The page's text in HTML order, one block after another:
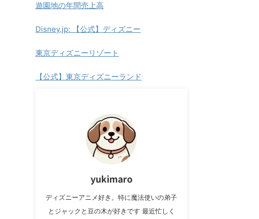
遊園地の年間売上高
Disney.jp: 【公式】ディズニー
東京ディズニーリゾート
【公式】東京ディズニーランド
yukimaro
ディズニーアニメ好き。特に魔法使いの弟子
とジャックと豆の木が好きです 最近忙しく